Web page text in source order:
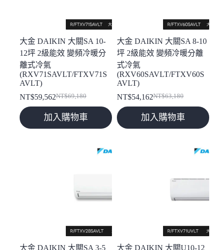
大金 DAIKIN 大關SA 10-
12坪 2級能效 變頻冷暖分
離式冷氣
(RXV71SAVLT/FTXV71S
AVLT)
NT$69,180
原
始
價
NT$59,562
目
前
價
加入購物車
大金 DAIKIN 大關SA 8-10
坪 2級能效 變頻冷暖分離
式冷氣
(RXV60SAVLT/FTXV60S
AVLT)
NT$63,180
原
始
價
NT$54,162
目
前
價
加入購物車
大金 DAIKIN 大關SA 3-5
大金 DAIKIN 大關U10-12